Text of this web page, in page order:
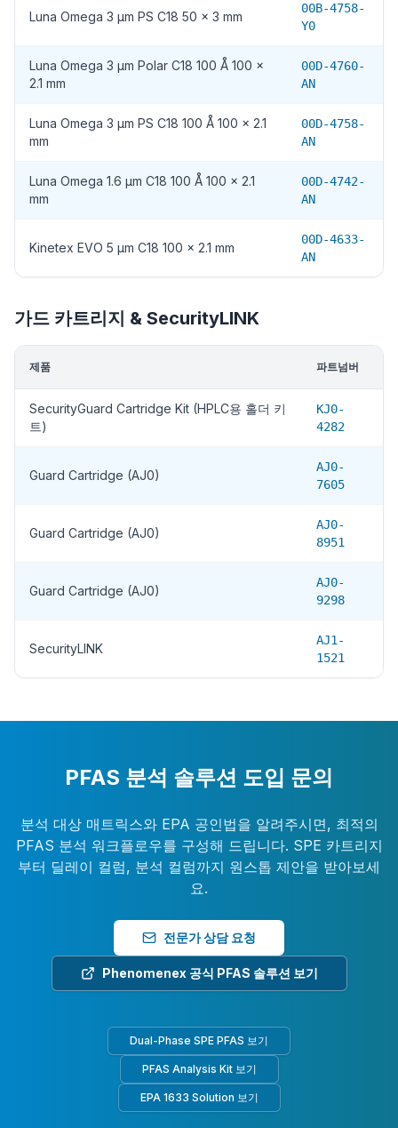
Luna Omega 3 µm PS C18 50 x 3 mm
00B-4758-
Y0
Luna Omega 3 µm Polar C18 100 Å 100 x
2.1 mm
00D-4760-
AN
Luna Omega 3 µm PS C18 100 Å 100 x 2.1
mm
00D-4758-
AN
Luna Omega 1.6 µm C18 100 Å 100 x 2.1
mm
00D-4742-
AN
Kinetex EVO 5 µm C18 100 x 2.1 mm
00D-4633-
AN
가드 카트리지 & SecurityLINK
제품 파트넘버
SecurityGuard Cartridge Kit (HPLC용 홀더 키
트)
KJ0-
4282
Guard Cartridge (AJ0)
AJ0-
7605
Guard Cartridge (AJ0)
AJ0-
8951
Guard Cartridge (AJ0)
AJ0-
9298
SecurityLINK
AJ1-
1521
PFAS 분석 솔루션 도입 문의
분석 대상 매트릭스와 EPA 공인법을 알려주시면, 최적의
PFAS 분석 워크플로우를 구성해 드립니다. SPE 카트리지
부터 딜레이 컬럼, 분석 컬럼까지 원스톱 제안을 받아보세
요.
전문가 상담 요청
Phenomenex 공식 PFAS 솔루션 보기
Dual-Phase SPE PFAS 보기
PFAS Analysis Kit 보기
EPA 1633 Solution 보기